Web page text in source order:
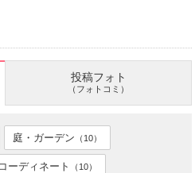
投稿フォト
（フォトコミ）
庭・ガーデン （10）
ーディネート （10）